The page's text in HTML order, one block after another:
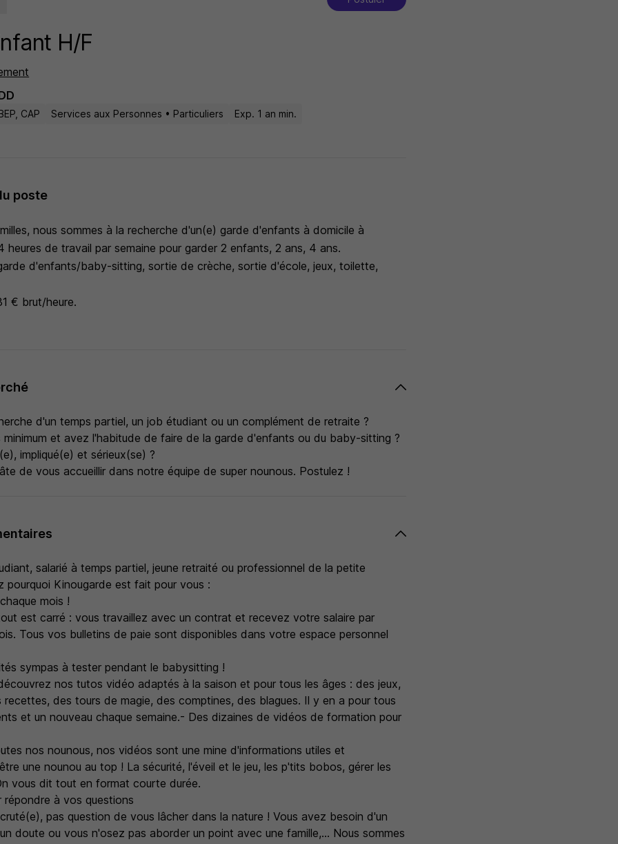
H/F
CAP Services aux Personnes • Particuliers Exp. 1 an min.
poste
nous sommes à la recherche d'un(e) garde d'enfants à domicile à
heures de travail par semaine pour garder 2 enfants, 2 ans, 4 ans.
d'enfants/baby-sitting, sortie de crèche, sortie d'école, jeux, toilette,
€ brut/heure.
d'un temps partiel, un job étudiant ou un complément de retraite ?
minimum et avez l'habitude de faire de la garde d'enfants ou du baby-sitting ?
impliqué(e) et sérieux(se) ?
de vous accueillir dans notre équipe de super nounous. Postulez !
salarié à temps partiel, jeune retraité ou professionnel de la petite
pourquoi Kinougarde est fait pour vous :
mois !
est carré : vous travaillez avec un contrat et recevez votre salaire par
Tous vos bulletins de paie sont disponibles dans votre espace personnel
sympas à tester pendant le babysitting !
nos tutos vidéo adaptés à la saison et pour tous les âges : des jeux,
recettes, des tours de magie, des comptines, des blagues. Il y en a pour tous
et un nouveau chaque semaine.- Des dizaines de vidéos de formation pour
nos nounous, nos vidéos sont une mine d'informations utiles et
une nounou au top ! La sécurité, l'éveil et le jeu, les p'tits bobos, gérer les
vous dit tout en format courte durée.
répondre à vos questions
pas question de vous lâcher dans la nature ! Vous avez besoin d'un
doute ou vous n'osez pas aborder un point avec une famille,... Nous sommes